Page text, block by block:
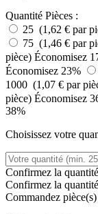
Quantité Pièces :
25 (1,62 € par
75 (1,46 € par
pièce) Économisez
Économisez 23%
1000 (1,07 € par
pièce) Économisez
38%
Choisissez votre
Confirmez la quantité
Confirmez la
Commandez